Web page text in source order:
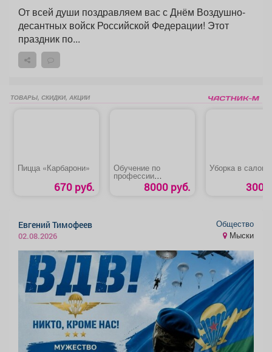
От всей души поздравляем вас с Днём Воздушно-
десантных войск Российской Федерации! Этот
праздник по...
ТОВАРЫ, СКИДКИ, АКЦИИ
Пицца «Карбарони»
670 руб.
Обучение по
профессии
«Слесарь -
сантехник»8000 руб.
Уборка в салоне
300
Евгений Тимофеев
02.08.2026
Общество
Мыски